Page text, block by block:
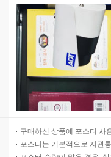
구매하신 상품에 포스터 사
포스터는 기본적으로 지관